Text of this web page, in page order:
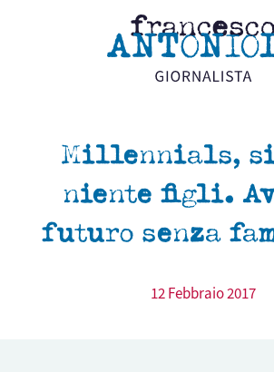
Millennials,
niente figli.
futuro senza
12 Febbraio 2017